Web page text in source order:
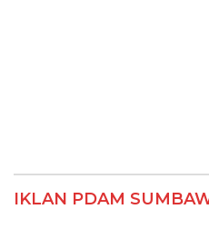
IKLAN PDAM